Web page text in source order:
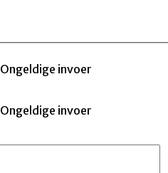
Ongeldige invoer
Ongeldige invoer